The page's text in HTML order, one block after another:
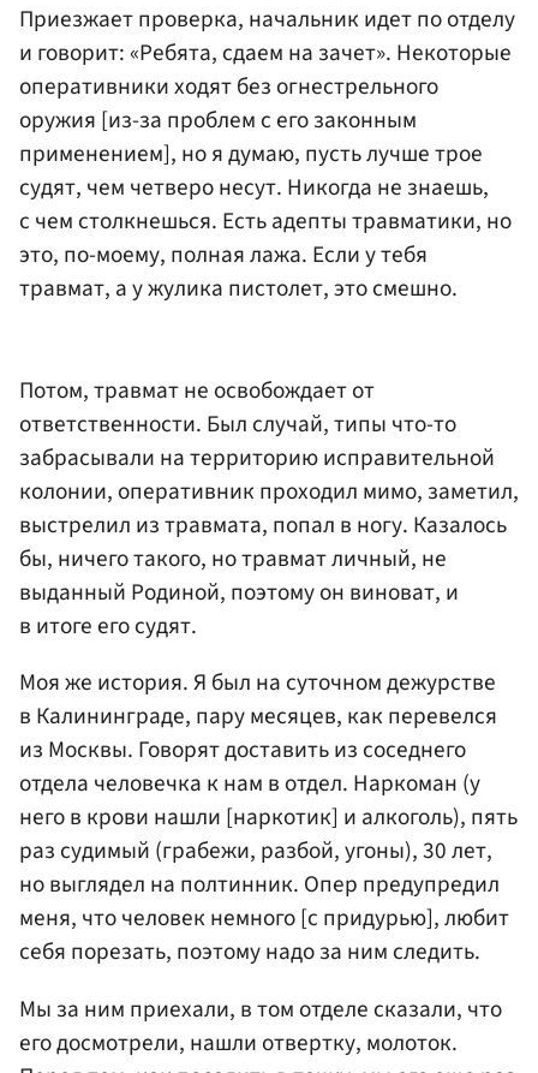
Приезжает проверка, начальник идет по отделу
и говорит: «Ребята, сдаем на зачет». Некоторые
оперативники ходят без огнестрельного
оружия [из-за проблем с его законным
применением], но я думаю, пусть лучше трое
судят, чем четверо несут. Никогда не знаешь,
с чем столкнешься. Есть адепты травматики, но
это, по-моему, полная лажа. Если у тебя
травмат, а у жулика пистолет, это смешно.
Потом, травмат не освобождает от
ответственности. Был случай, типы что-то
забрасывали на территорию исправительной
колонии, оперативник проходил мимо, заметил,
выстрелил из травмата, попал в ногу. Казалось
бы, ничего такого, но травмат личный, не
выданный Родиной, поэтому он виноват, и
в итоге его судят.
Моя же история. Я был на суточном дежурстве
в Калининграде, пару месяцев, как перевелся
из Москвы. Говорят доставить из соседнего
отдела человечка к нам в отдел. Наркоман (у
него в крови нашли [наркотик] и алкоголь), пять
раз судимый (грабежи, разбой, угоны), 30 лет,
но выглядел на полтинник. Опер предупредил
меня, что человек немного [с придурью], любит
себя порезать, поэтому надо за ним следить.
Мы за ним приехали, в том отделе сказали, что
его досмотрели, нашли отвертку, молоток.